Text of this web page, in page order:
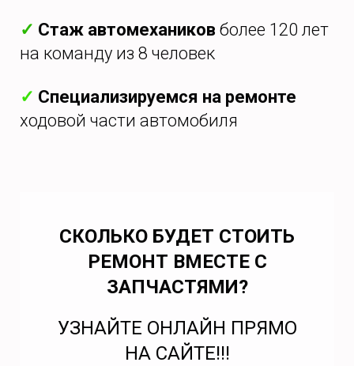
✓ Стаж автомехаников более 120 лет
на команду из 8 человек
✓ Специализируемся на ремонте
ходовой части автомобиля
СКОЛЬКО БУДЕТ СТОИТЬ
РЕМОНТ ВМЕСТЕ С
ЗАПЧАСТЯМИ?
УЗНАЙТЕ ОНЛАЙН ПРЯМО
НА САЙТЕ!!!